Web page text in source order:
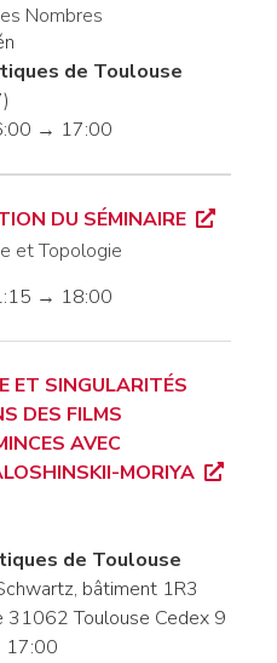
Nombres
de Toulouse
→ 17:00
DU SÉMINAIRE
et Topologie
→ 18:00
ET SINGULARITÉS
DES FILMS
AVEC
MORIYA
de Toulouse
bâtiment 1R3
31062 Toulouse Cedex 9
17:00